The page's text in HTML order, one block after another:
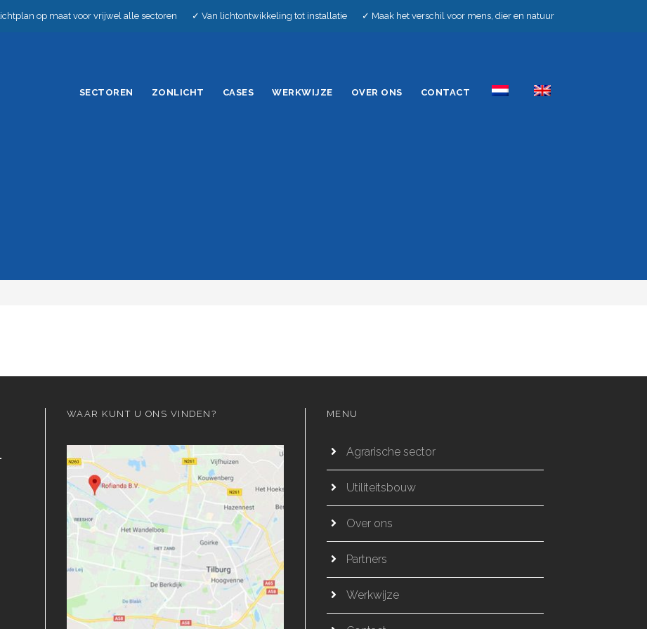
op maat voor vrijwel alle sectoren ✓ Van lichtontwikkeling tot installatie ✓ Maak het verschil voor mens, dier en natuur
SECTOREN ZONLICHT CASES WERKWIJZE OVER ONS CONTACT
WAAR KUNT U ONS VINDEN? MENU
Agrarische sector
Utiliteitsbouw
Over ons
Partners
Werkwijze